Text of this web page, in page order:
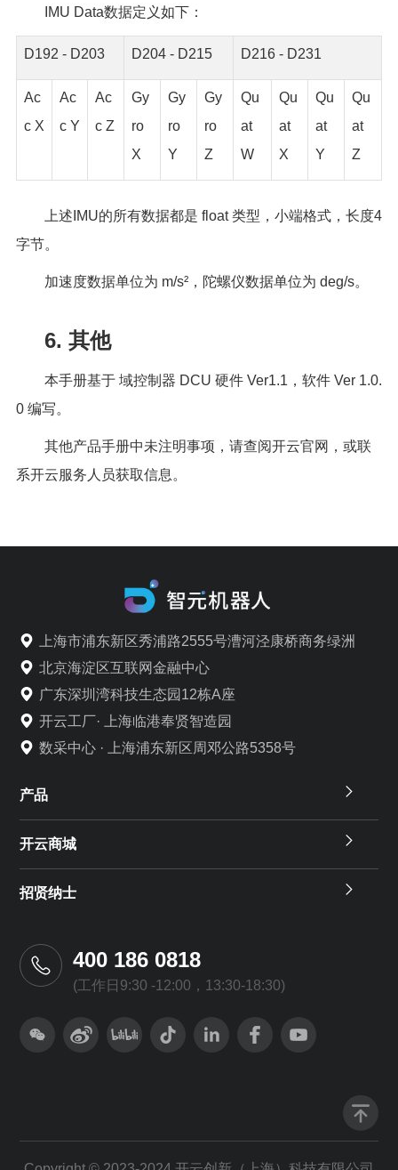
IMU Data数据定义如下：
D192 - D203 D204 - D215 D216 - D231
Ac
c X
Ac
c Y
Ac
c Z
Gy
ro
X
Gy
ro
Y
Gy
ro
Z
Qu
at
W
Qu
at
X
Qu
at
Y
Qu
at
Z
上述IMU的所有数据都是 float 类型，小端格式，长度4
字节。
加速度数据单位为 m/s²，陀螺仪数据单位为 deg/s。
6. 其他
本手册基于 域控制器 DCU 硬件 Ver1.1，软件 Ver 1.0.
0 编写。
其他产品手册中未注明事项，请查阅开云官网，或联
系开云服务人员获取信息。
上海市浦东新区秀浦路2555号漕河泾康桥商务绿洲
北京海淀区互联网金融中心
广东深圳湾科技生态园12栋A座
开云工厂· 上海临港奉贤智造园
数采中心 · 上海浦东新区周邓公路5358号
产品
开云商城
招贤纳士
400 186 0818
(工作日9:30 -12:00，13:30-18:30)